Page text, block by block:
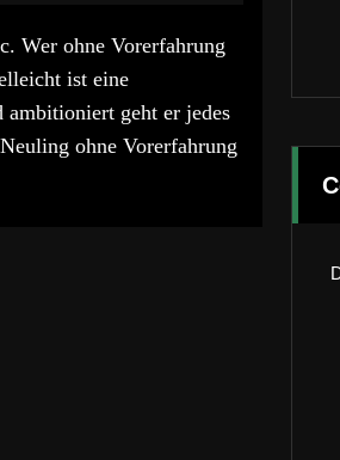
Wer ohne Vorerfahrung
ist eine
geht er jedes
ohne Vorerfahrung